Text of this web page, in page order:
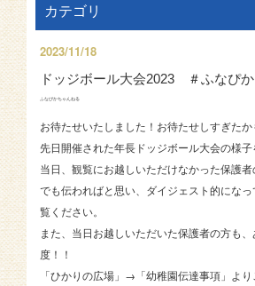
カテゴリ
2023/11/18
ドッジボール大会2023 ＃ふなぴか
ふなぴかちゃんねる
お待たせいたしました！お待たせしすぎたか
先日開催された年長ドッジボール大会の様子
当日、観覧にお越しいただけなかった保護
でも伝わればと思い、ダイジェスト的にな
覧ください。
また、当日お越しいただいた保護者の方も
度！！
「ひかりの広場」→「幼稚園伝達事項」より